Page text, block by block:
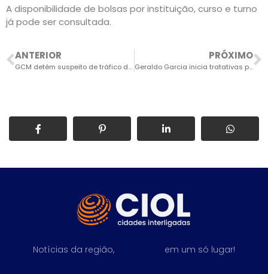
A disponibilidade de bolsas por instituição, curso e turno
já pode ser consultada.
ANTERIOR
GCM detém suspeito de tráfico de drogas em caçamba de lixo em Itu
PRÓXIMO
Geraldo Garcia inicia tratativas para novo Fórum em Salto
Notícias da região, em um só lugar!